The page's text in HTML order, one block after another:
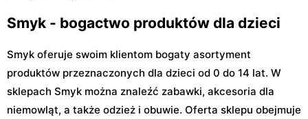
Smyk - bogactwo produktów dla dzieci
Smyk oferuje swoim klientom bogaty asortyment
produktów przeznaczonych dla dzieci od 0 do 14 lat. W
sklepach Smyk można znaleźć zabawki, akcesoria dla
niemowląt, a także odzież i obuwie. Oferta sklepu obejmuje